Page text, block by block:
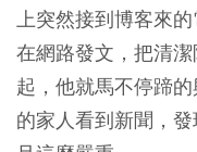
上突然接到博客來
在網路發文，把清
起，他就馬不停蹄
的家人看到新聞，